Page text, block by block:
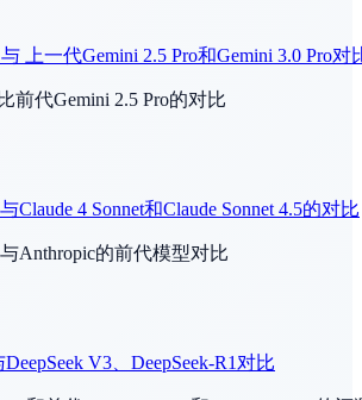
4.6
Mind
上一代Gemini 2.5 Pro和Gemini 3.0 Pro对
前代Gemini 2.5 Pro的对比
Claude 4 Sonnet和Claude Sonnet 4.5的对比
Anthropic的前代模型对比
V3、DeepSeek-R1对比